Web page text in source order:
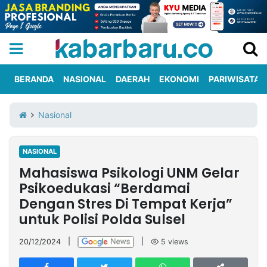
Iklan
Berita
Kami
Nasional
International
Olahraga
Entertainment
Daerah
Pariwisata
Kuliner
Kolom
Network
PT
TREETAN
BERANDA NASIONAL DAERAH EKONOMI PARIWISATA
Nasional
NASIONAL
Mahasiswa Psikologi UNM Gelar
Psikoedukasi “Berdamai
Dengan Stres Di Tempat Kerja”
untuk Polisi Polda Sulsel
20/12/2024 5 views